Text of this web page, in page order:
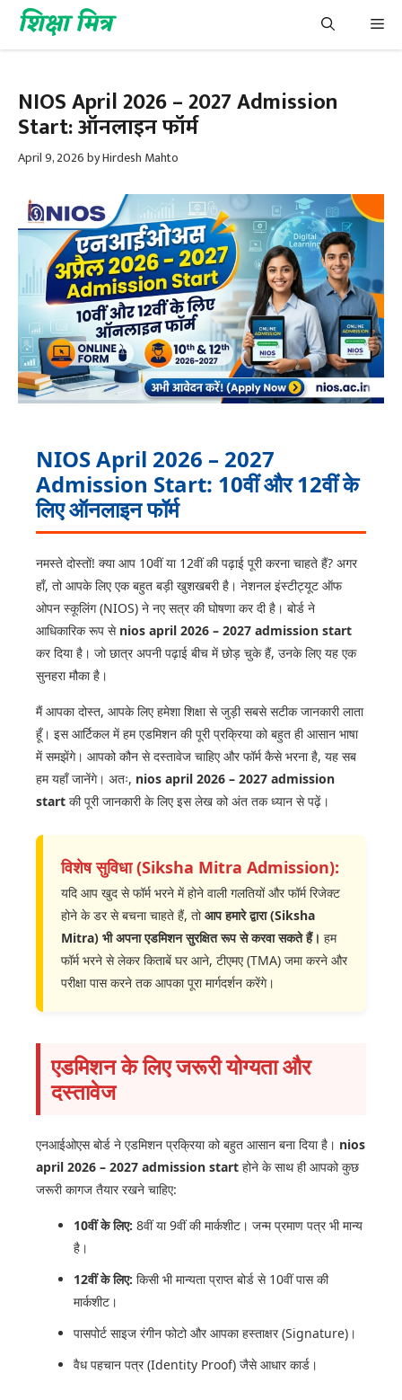
content
शिक्षा मित्र
NIOS April 2026 – 2027 Admission
Start: ऑनलाइन फॉर्म
April 9, 2026byHirdesh Mahto
NIOS April 2026 – 2027
Admission Start: 10वीं और 12वीं के
लिए ऑनलाइन फॉर्म
नमस्ते दोस्तों! क्या आप 10वीं या 12वीं की पढ़ाई पूरी करना चाहते हैं? अगर
हाँ, तो आपके लिए एक बहुत बड़ी खुशखबरी है। नेशनल इंस्टीट्यूट ऑफ
ओपन स्कूलिंग (NIOS) ने नए सत्र की घोषणा कर दी है। बोर्ड ने
आधिकारिक रूप से nios april 2026 – 2027 admission start
कर दिया है। जो छात्र अपनी पढ़ाई बीच में छोड़ चुके हैं, उनके लिए यह एक
सुनहरा मौका है।
मैं आपका दोस्त, आपके लिए हमेशा शिक्षा से जुड़ी सबसे सटीक जानकारी लाता
हूँ। इस आर्टिकल में हम एडमिशन की पूरी प्रक्रिया को बहुत ही आसान भाषा
में समझेंगे। आपको कौन से दस्तावेज चाहिए और फॉर्म कैसे भरना है, यह सब
हम यहाँ जानेंगे। अतः, nios april 2026 – 2027 admission
start की पूरी जानकारी के लिए इस लेख को अंत तक ध्यान से पढ़ें।
विशेष सुविधा (Siksha Mitra Admission):
यदि आप खुद से फॉर्म भरने में होने वाली गलतियों और फॉर्म रिजेक्ट
होने के डर से बचना चाहते हैं, तोआप हमारे द्वारा (Siksha
Mitra) भी अपना एडमिशन सुरक्षित रूप से करवा सकते हैं। हम
फॉर्म भरने से लेकर किताबें घर आने, टीएमए (TMA) जमा करने और
परीक्षा पास करने तक आपका पूरा मार्गदर्शन करेंगे।
एडमिशन के लिए जरूरी योग्यता और
दस्तावेज
एनआईओएस बोर्ड ने एडमिशन प्रक्रिया को बहुत आसान बना दिया है। nios
april 2026 – 2027 admission start होने के साथ ही आपको कुछ
जरूरी कागज तैयार रखने चाहिए:
10वीं के लिए: 8वीं या 9वीं की मार्कशीट। जन्म प्रमाण पत्र भी मान्य
है।
12वीं के लिए: किसी भी मान्यता प्राप्त बोर्ड से 10वीं पास की
मार्कशीट।
पासपोर्ट साइज रंगीन फोटो और आपका हस्ताक्षर (Signature)।
वैध पहचान पत्र (Identity Proof) जैसे आधार कार्ड।